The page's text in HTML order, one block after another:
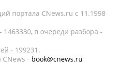
портала CNews.ru c 11.1998
в очереди разбора -
- 199231.
CNews - book@cnews.ru